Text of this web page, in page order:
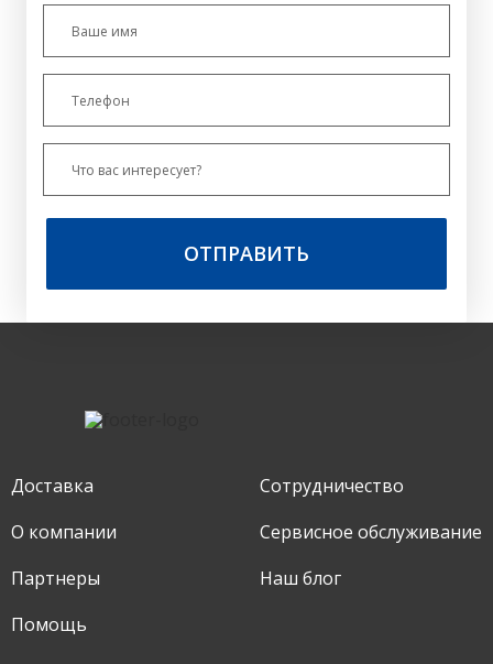
ОТПРАВИТЬ
Доставка
О компании
Партнеры
Помощь
Сотрудничество
Сервисное обслуживание
Наш блог